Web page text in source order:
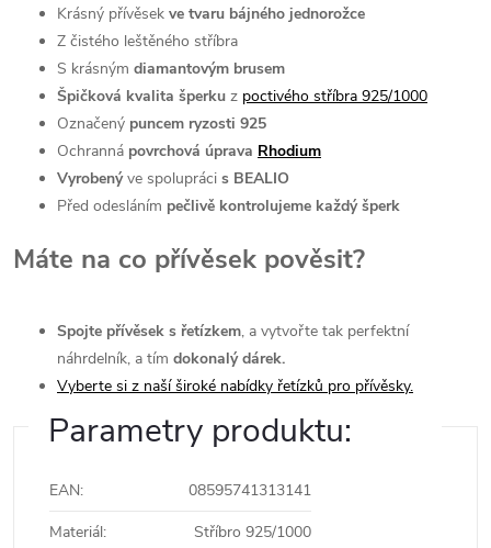
Krásný přívěsek ve tvaru bájného jednorožce
Z čistého leštěného stříbra
S krásným diamantovým brusem
Špičková kvalita šperku z poctivého stříbra 925/1000
Označený puncem ryzosti 925
Ochranná povrchová úprava Rhodium
Vyrobenýve spolupráci s BEALIO
Před odesláním pečlivě kontrolujeme každý šperk
Máte na co přívěsek pověsit?
Spojte přívěsek s řetízkem, a vytvořte tak perfektní
náhrdelník, a tím dokonalý dárek.
Vyberte si z naší široké nabídky řetízků pro přívěsky.
Parametry produktu:
EAN:
08595741313141
Materiál: Stříbro 925/1000